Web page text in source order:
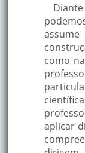
como
aplicar